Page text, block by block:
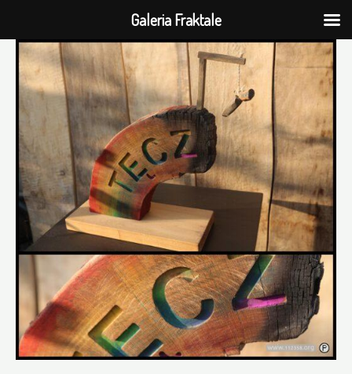
Przejdź
treści
Galeria Fraktale